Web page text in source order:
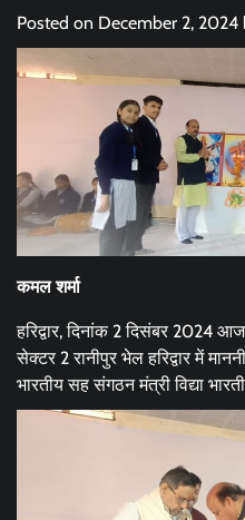
Posted on December 2, 2024
कमल शर्मा
हरिद्वार, दिनांक 2 दिसंबर 2024
सेक्टर 2 रानीपुर भेल हरिद्वार में
भारतीय सह संगठन मंत्री विद्या